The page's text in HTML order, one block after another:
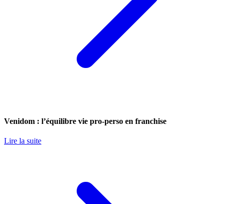
Venidom : l’équilibre vie pro-perso en franchise
Lire la suite